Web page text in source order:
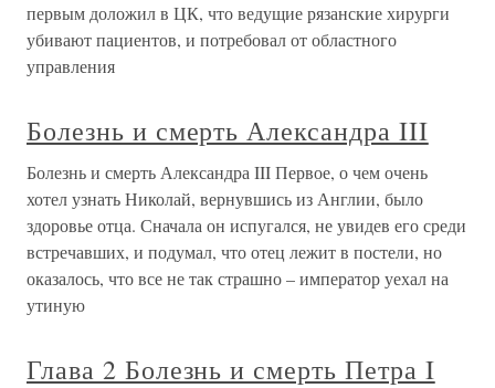
первым доложил в ЦК, что ведущие рязанские хирурги
убивают пациентов, и потребовал от областного
управления
Болезнь и смерть Александра III
Болезнь и смерть Александра III Первое, о чем очень
хотел узнать Николай, вернувшись из Англии, было
здоровье отца. Сначала он испугался, не увидев его среди
встречавших, и подумал, что отец лежит в постели, но
оказалось, что все не так страшно – император уехал на
утиную
Глава 2 Болезнь и смерть Петра I